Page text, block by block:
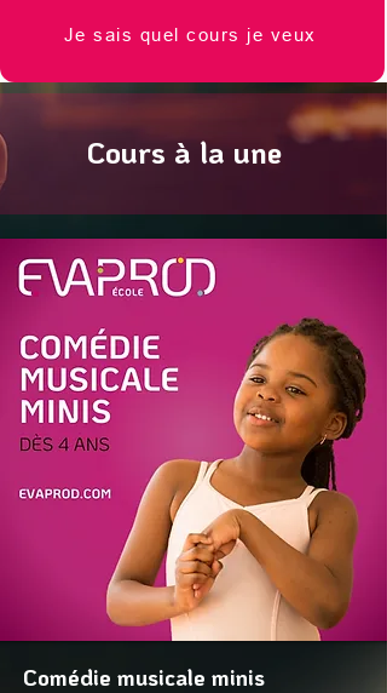
Je sais quel cours je veux
Cours à la une
Comédie musicale minis